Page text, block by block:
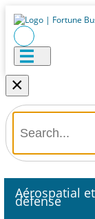
×
Aérospatial et
défense